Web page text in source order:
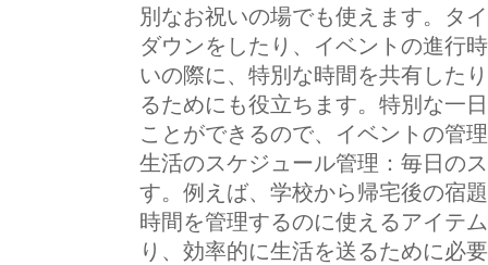
別なお祝いの場でも使えます。タ
ダウンをしたり、イベントの進行
いの際に、特別な時間を共有した
るためにも役立ちます。特別な一
ことができるので、イベントの管
生活のスケジュール管理：毎日の
す。例えば、学校から帰宅後の宿
時間を管理するのに使えるアイテ
り、効率的に生活を送るために必